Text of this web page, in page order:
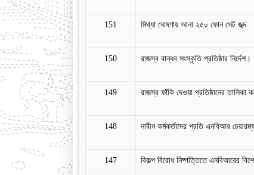
151 মিথ্যা ঘোষণায় আনা ২৫০ ফোন সেট জব্দ
150 রাজস্ব বান্ধব সংস্কৃতি প্রতিষ্ঠার নির্দেশ।
149 রাজস্ব ফাঁকি দেওয়া প্রতিষ্ঠানের
148 নাবীন কর্মকর্তাদের প্রতি এনবিআর
147 বিকল্প বিরোধ নিষ্পত্তিতে এনবিআরের